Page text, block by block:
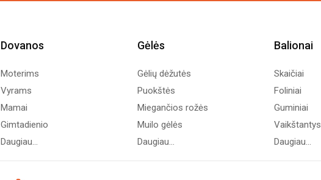
Dovanos
Moterims
Vyrams
Mamai
Gimtadienio
Daugiau...
Gėlės
Gėlių dėžutės
Puokštės
Miegančios rožės
Muilo gėlės
Daugiau...
Balionai
Skaičiai
Foliniai
Guminiai
Vaikštantys
Daugiau...